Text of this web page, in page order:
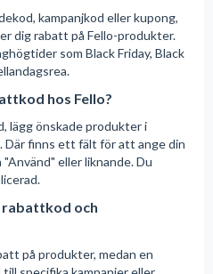
kampanjkod eller kupong,
dig rabatt på Fello-produkter.
som Black Friday, Black
hos Fello?
lägg önskade produkter i
Där finns ett fält för att ange din
eller liknande. Du
rabattkod och
på produkter, medan en